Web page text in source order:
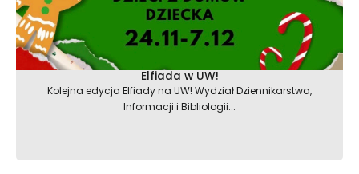
Elfiada w UW!
Kolejna edycja Elfiady na UW! Wydział Dziennikarstwa,
Informacji i Bibliologii...